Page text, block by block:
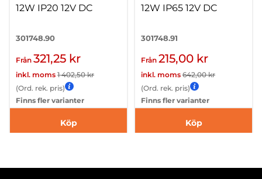
12W IP20 12V DC
301748.90
Från 321,25 kr
inkl. moms 1 402,50 kr
(Ord. rek. pris)
Finns fler varianter
Köp
12W IP65 12V DC
301748.91
Från 215,00 kr
inkl. moms 642,00 kr
(Ord. rek. pris)
Finns fler varianter
Köp